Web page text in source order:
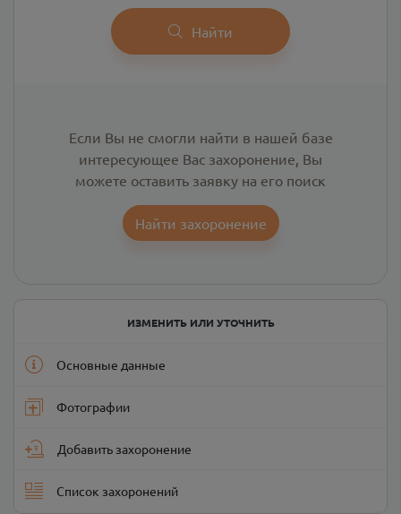
Найти
Если Вы не смогли найти в нашей базе
интересующее Вас захоронение, Вы
можете оставить заявку на его поиск
Найти захоронение
ИЗМЕНИТЬ ИЛИ УТОЧНИТЬ
Основные данные
Фотографии
Добавить захоронение
Список захоронений